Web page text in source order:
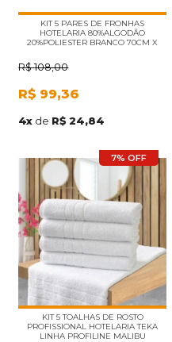
KIT 5 PARES DE FRONHAS
HOTELARIA 80%ALGODÃO
20%POLIESTER BRANCO 70CM X
R$ 108,00
R$ 99,36
4x de R$ 24,84
7% OFF
KIT 5 TOALHAS DE ROSTO
PROFISSIONAL HOTELARIA TEKA
LINHA PROFILINE MALIBU